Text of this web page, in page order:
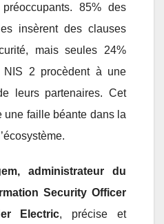
85% des
insèrent des clauses
mais seules 24%
NIS 2 procèdent à une
leurs partenaires. Cet
une faille béante dans la
administrateur du
Security Officer
Electric, précise et